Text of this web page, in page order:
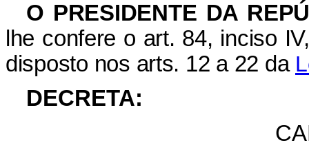
O PRESIDENTE DA
lhe confere o art. 84, inciso
disposto nos arts. 12 a 22 da
DECRETA: